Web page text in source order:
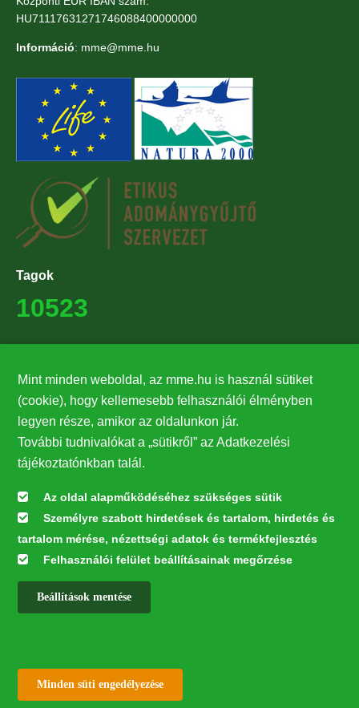
HU71117631271746088400000000
Információ: mme@mme.hu
Tagok
10523
27224
Hírlevél feliratkozás
Értesüljön elsőként legfrissebb híreinkről, eseményeinkről!
Feliratkozás
Mint minden weboldal, az mme.hu is használ sütiket
(cookie), hogy kellemesebb felhasználói élményben
legyen része, amikor az oldalunkon jár.
További tudnivalókat a „sütikről” az Adatkezelési
tájékoztatónkban talál.
Az oldal alapműködéséhez szükséges sütik
Személyre szabott hirdetések és tartalom, hirdetés és
tartalom mérése, nézettségi adatok és termékfejlesztés
Felhasználói felület beállításainak megőrzése
Beállítások mentése
Minden süti engedélyezése